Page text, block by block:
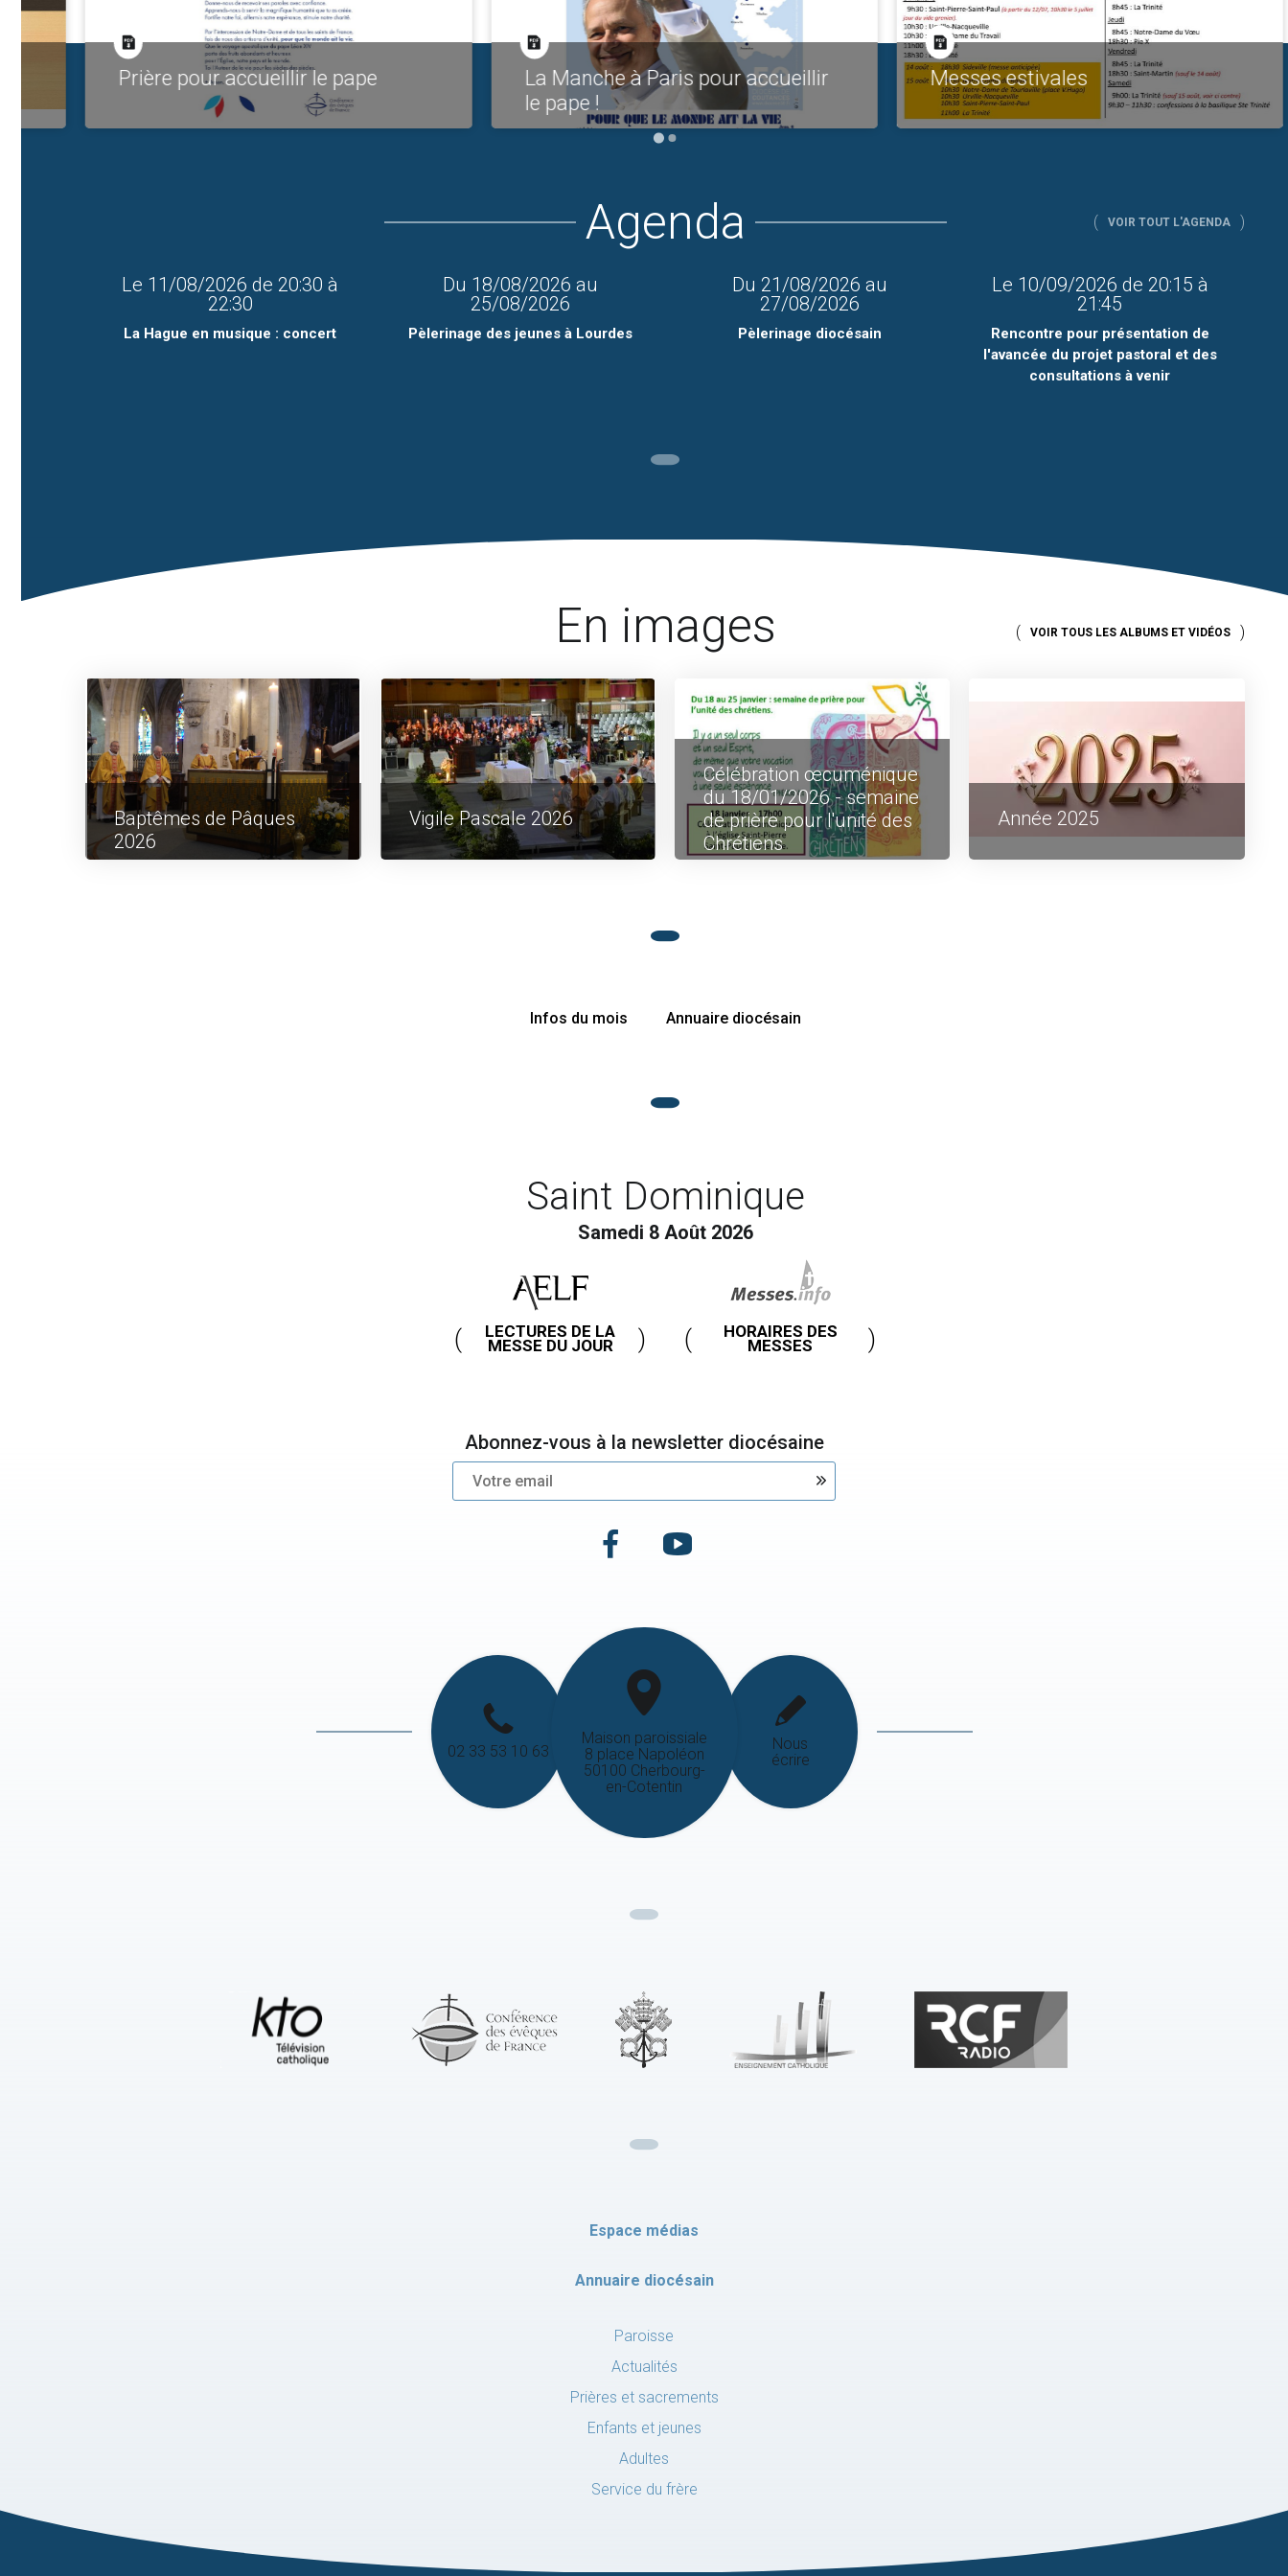
Prière pour accueillir le pape
La Manche à Paris pour accueillir
le pape !
Messes estivales
Agenda VOIR TOUT L'AGENDA
La Hague en musique : concert
Le 11/08/2026 de 20:30 à
22:30
Pèlerinage des jeunes à Lourdes
Du 18/08/2026 au
25/08/2026
Pèlerinage diocésain
Du 21/08/2026au
27/08/2026
Rencontre pour présentation de
l'avancée du projet pastoral et des
consultations à venir
Le 10/09/2026 de 20:15 à
21:45
En images VOIR TOUS LES ALBUMS ET VIDÉOS
Baptêmes de Pâques
2026
Vigile Pascale 2026
Célébration œcuménique
du 18/01/2026 - semaine
de prière pour l'unité des
Chrétiens
Année 2025
Infos du mois Annuaire diocésain
Saint Dominique
Samedi 8 Août 2026
LECTURES DE LA
MESSE DU JOUR
HORAIRES DES
MESSES
Abonnez-vous à la newsletter diocésaine
02 33 53 10 63
Nous
écrire
Maison paroissiale
8 place Napoléon
50100 Cherbourg-
en-Cotentin
Espace médias
Annuaire diocésain
Paroisse
Actualités
Prières et sacrements
Enfants et jeunes
Adultes
Service du frère